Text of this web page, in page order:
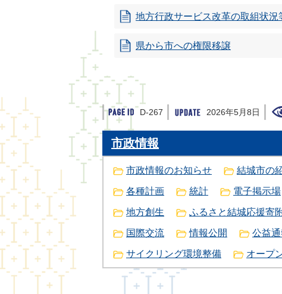
地方行政サービス改革の取組状況
県から市への権限移譲
D-267 2026年5月8日
市政情報
市政情報のお知らせ 結城市の
各種計画 統計 電子掲示場
地方創生 ふるさと結城応援寄
国際交流 情報公開 公益
サイクリング環境整備 オープ